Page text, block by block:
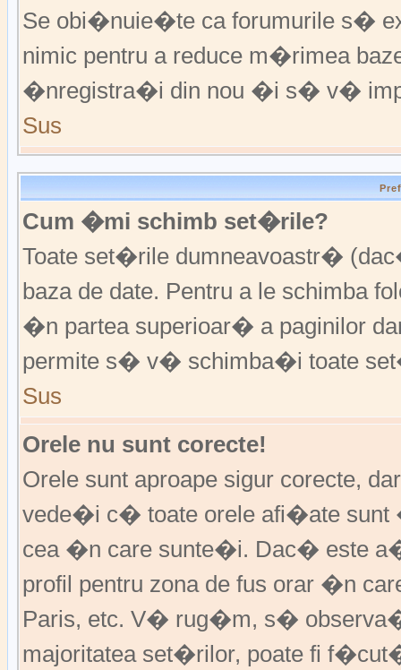
Se obi�nuie�te ca forumurile s�
nimic pentru a reduce m�rimea
�nregistra�i din nou �i s� v�
Sus
Cum �mi schimb set�rile?
Toate set�rile dumneavoastr�
baza de date. Pentru a le schimba
�n partea superioar� a paginilor
permite s� v� schimba�i toate
Sus
Orele nu sunt corecte!
Orele sunt aproape sigur corecte,
vede�i c� toate orele afi�ate
cea �n care sunte�i. Dac� este
profil pentru zona de fus orar �n
Paris, etc. V� rug�m, s�
majoritatea set�rilor, poate fi